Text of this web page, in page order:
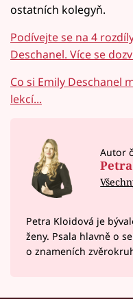
ostatních kolegyň.
Podívejte se na 4
Deschanel. Více se
Co si Emily Deschanel
lekcí...
Autor
Petra Kloidová je
ženy. Psala hlavně o
o znameních